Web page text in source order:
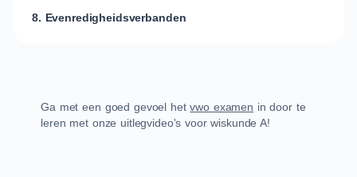
8. Evenredigheidsverbanden
Ga met een goed gevoel hetvwo examen in door te
leren met onze uitlegvideo's voor wiskunde A!